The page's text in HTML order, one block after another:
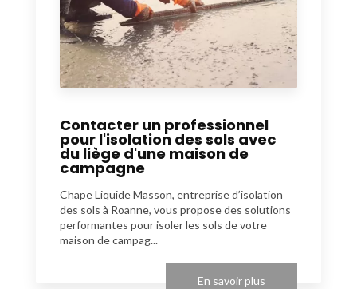
Contacter un professionnel
pour l'isolation des sols avec
du liège d'une maison de
campagne
Chape Liquide Masson, entreprise d’isolation
des sols à Roanne, vous propose des solutions
performantes pour isoler les sols de votre
maison de campag...
En savoir plus